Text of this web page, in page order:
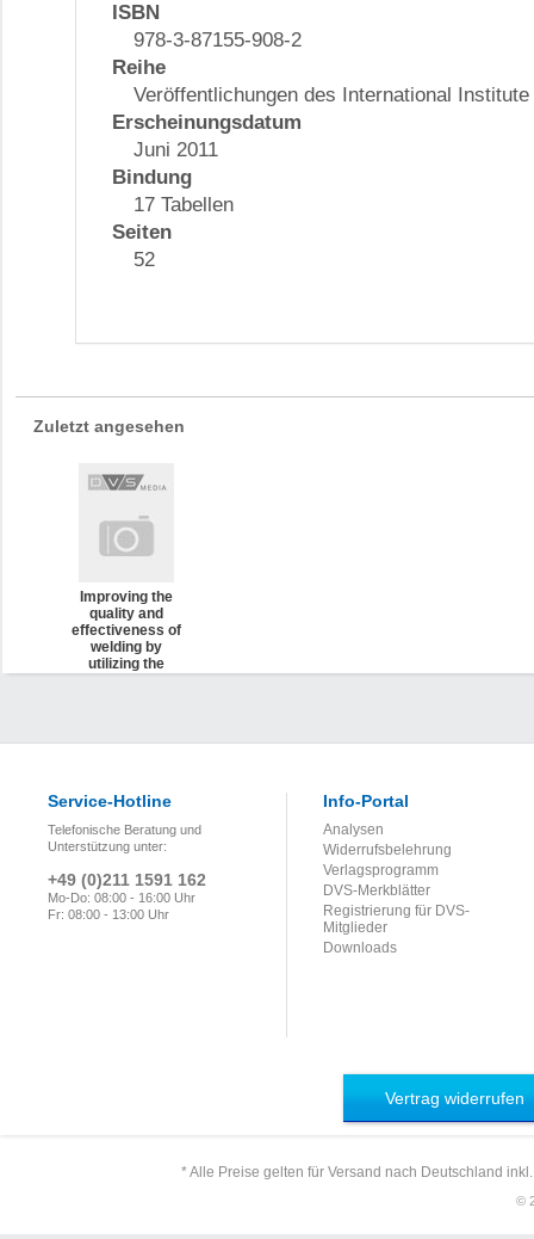
ISBN
978-3-87155-908-2
Reihe
Veröffentlichungen des International
Erscheinungsdatum
Juni 2011
Bindung
17 Tabellen
Seiten
52
Zuletzt angesehen
Improving the
quality and
effectiveness of
welding by
utilizing the
Service-Hotline
Telefonische Beratung und
Unterstützung unter:
+49 (0)211 1591 162
Mo-Do: 08:00 - 16:00 Uhr
Fr: 08:00 - 13:00 Uhr
Info-Portal
Analysen
Widerrufsbelehrung
Verlagsprogramm
DVS-Merkblätter
Registrierung für DVS-
Mitglieder
Downloads
Vertrag widerrufen
* Alle Preise gelten für Versand nach Deutschland
©